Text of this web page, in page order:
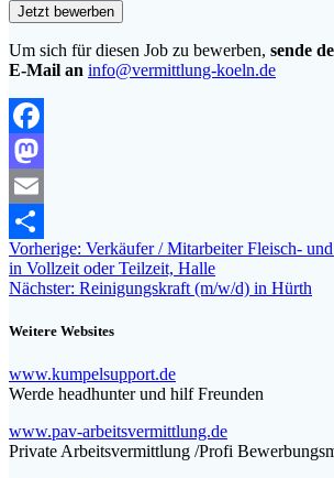
Um sich für diesen Job zu bewerben, sende
E-Mail an info@vermittlung-koeln.de
Facebook
Mastodon
Email
Teilen
Beitragsnavigation
Vorherige: Vorheriger
Beitrag:
Verkäufer / Mitarbeiter Fleisch-
in Vollzeit oder Teilzeit, Halle
Nächster: Nächster
Reinigungskraft (m/w/d) in Hürth
Weitere Websites
www.kumpelsupport.de
Werde headhunter und hilf Freunden
www.pav-arbeitsvermittlung.de
Private Arbeitsvermittlung /Profi